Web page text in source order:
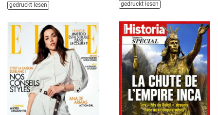
gedruckt lesen
gedruckt lesen